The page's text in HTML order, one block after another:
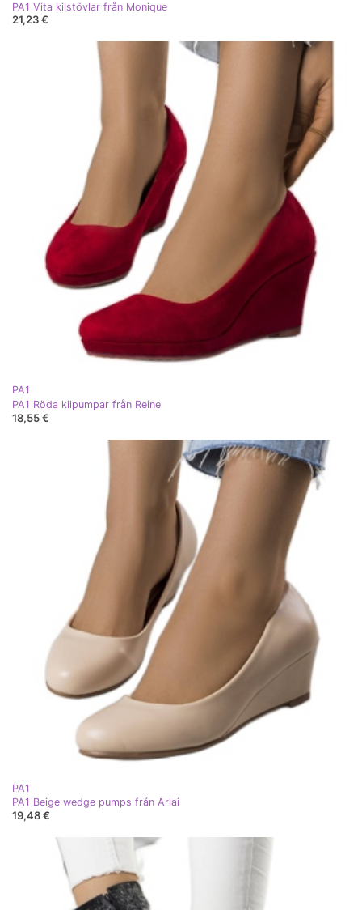
PA1 Vita kilstövlar från Monique
21,23 €
PA1
PA1 Röda kilpumpar från Reine
18,55 €
PA1
PA1 Beige wedge pumps från Arlai
19,48 €